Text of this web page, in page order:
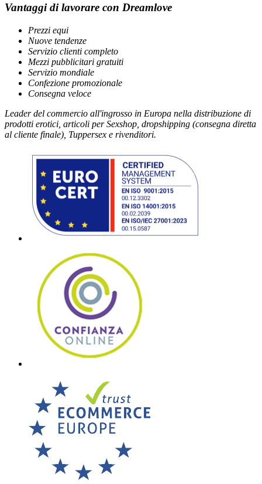
Vantaggi di lavorare con Dreamlove
Prezzi equi
Nuove tendenze
Servizio clienti completo
Mezzi pubblicitari gratuiti
Servizio mondiale
Confezione promozionale
Consegna veloce
Leader del commercio all'ingrosso in Europa nella distribuzione di
prodotti erotici, articoli per Sexshop, dropshipping (consegna diretta
al cliente finale), Tuppersex e rivenditori.